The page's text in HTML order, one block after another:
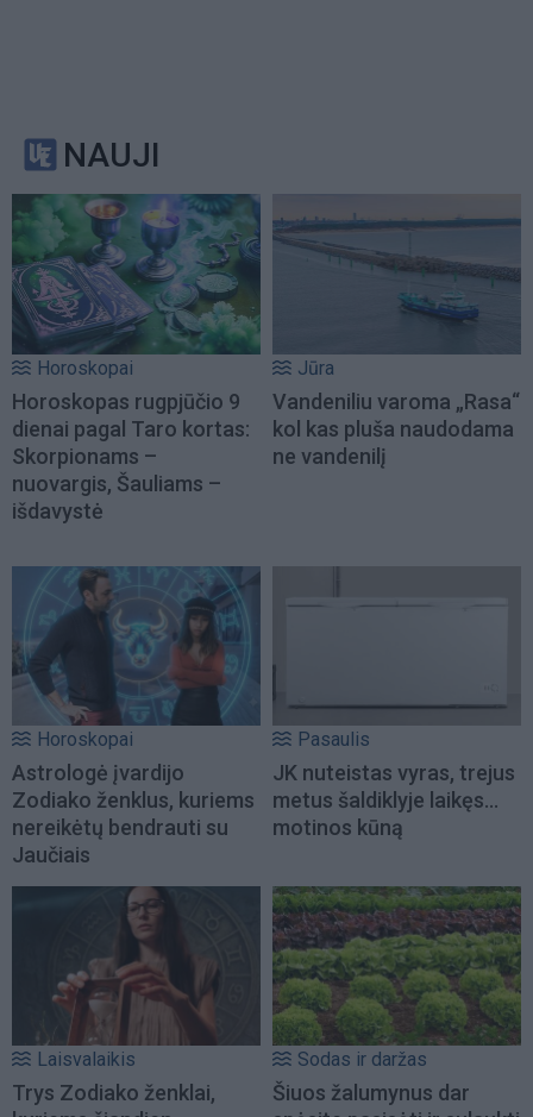
NAUJI
Horoskopai
Horoskopas rugpjūčio 9
dienai pagal Taro kortas:
Skorpionams –
nuovargis, Šauliams –
išdavystė
Jūra
Vandeniliu varoma „Rasa“
kol kas pluša naudodama
ne vandenilį
Horoskopai
Astrologė įvardijo
Zodiako ženklus, kuriems
nereikėtų bendrauti su
Jaučiais
Pasaulis
JK nuteistas vyras, trejus
metus šaldiklyje laikęs...
motinos kūną
Laisvalaikis
Trys Zodiako ženklai,
Sodas ir daržas
Šiuos žalumynus dar